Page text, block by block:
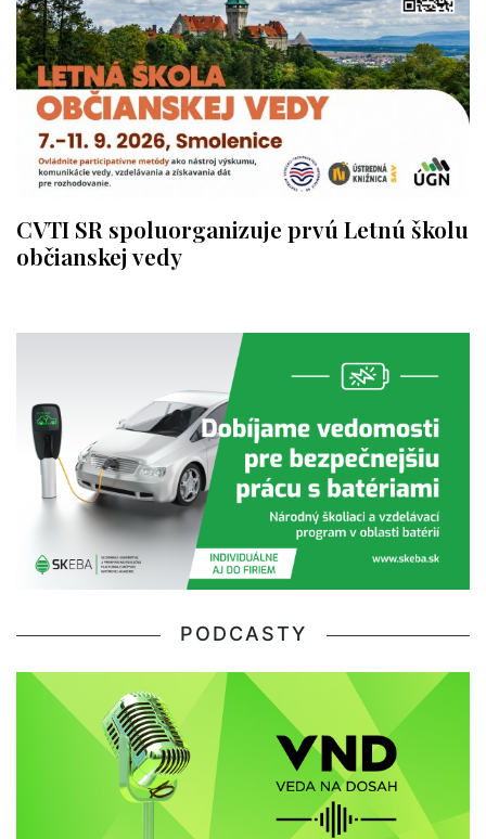
CVTI SR spoluorganizuje prvú Letnú školu
občianskej vedy
PODCASTY